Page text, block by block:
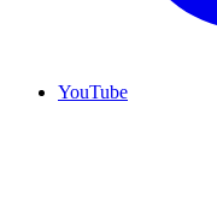
YouTube